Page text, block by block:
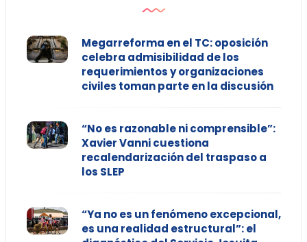
Megarreforma en el TC: oposición
celebra admisibilidad de los
requerimientos y organizaciones
civiles toman parte en la discusión
“No es razonable ni comprensible”:
Xavier Vanni cuestiona
recalendarización del traspaso a
los SLEP
“Ya no es un fenómeno excepcional,
es una realidad estructural”: el